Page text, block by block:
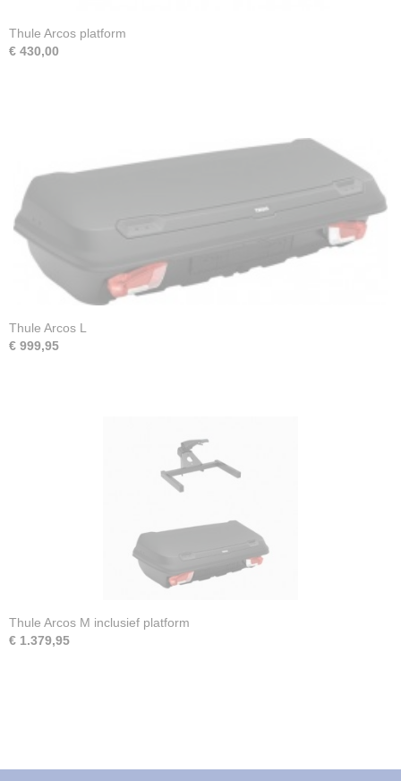
Thule Arcos platform
€ 430,00
Thule Arcos L
€ 999,95
Thule Arcos M inclusief platform
€ 1.379,95